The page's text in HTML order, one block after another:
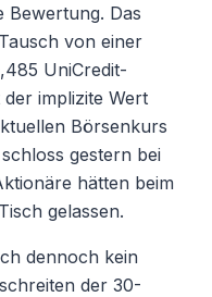
Bewertung. Das
von einer
UniCredit-
implizite Wert
Börsenkurs
gestern bei
hätten beim
gelassen.
dennoch kein
der 30-